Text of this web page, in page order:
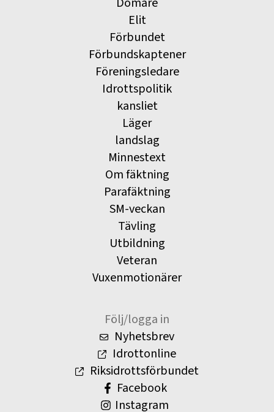
Elit
Förbundet
Förbundskaptener
Föreningsledare
Idrottspolitik
kansliet
Läger
landslag
Minnestext
Om fäktning
Parafäktning
SM-veckan
Tävling
Utbildning
Veteran
Vuxenmotionärer
Följ/logga in
Nyhetsbrev
Idrottonline
Riksidrottsförbundet
Facebook
Instagram